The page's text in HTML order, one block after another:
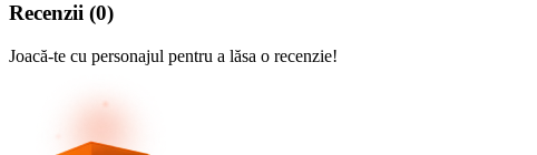
Recenzii (0)
Joacă-te cu personajul pentru a lăsa o recenzie!